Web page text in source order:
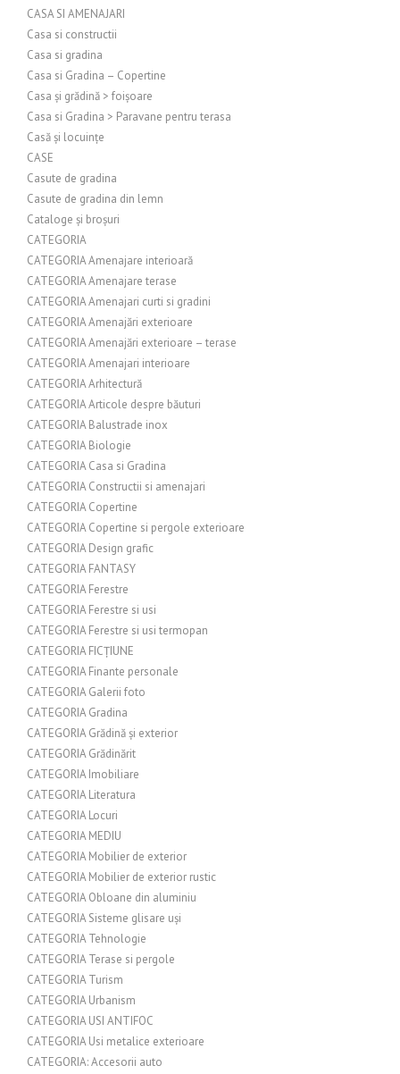
CASA SI AMENAJARI
Casa si constructii
Casa si gradina
Casa si Gradina – Copertine
Casa și grădină > foișoare
Casa si Gradina > Paravane pentru terasa
Casă și locuințe
CASE
Casute de gradina
Casute de gradina din lemn
Cataloge și broșuri
CATEGORIA
CATEGORIA Amenajare interioară
CATEGORIA Amenajare terase
CATEGORIA Amenajari curti si gradini
CATEGORIA Amenajări exterioare
CATEGORIA Amenajări exterioare – terase
CATEGORIA Amenajari interioare
CATEGORIA Arhitectură
CATEGORIA Articole despre băuturi
CATEGORIA Balustrade inox
CATEGORIA Biologie
CATEGORIA Casa si Gradina
CATEGORIA Constructii si amenajari
CATEGORIA Copertine
CATEGORIA Copertine si pergole exterioare
CATEGORIA Design grafic
CATEGORIA FANTASY
CATEGORIA Ferestre
CATEGORIA Ferestre si usi
CATEGORIA Ferestre si usi termopan
CATEGORIA FICȚIUNE
CATEGORIA Finante personale
CATEGORIA Galerii foto
CATEGORIA Gradina
CATEGORIA Grădină și exterior
CATEGORIA Grădinărit
CATEGORIA Imobiliare
CATEGORIA Literatura
CATEGORIA Locuri
CATEGORIA MEDIU
CATEGORIA Mobilier de exterior
CATEGORIA Mobilier de exterior rustic
CATEGORIA Obloane din aluminiu
CATEGORIA Sisteme glisare uși
CATEGORIA Tehnologie
CATEGORIA Terase si pergole
CATEGORIA Turism
CATEGORIA Urbanism
CATEGORIA USI ANTIFOC
CATEGORIA Usi metalice exterioare
CATEGORIA: Accesorii auto